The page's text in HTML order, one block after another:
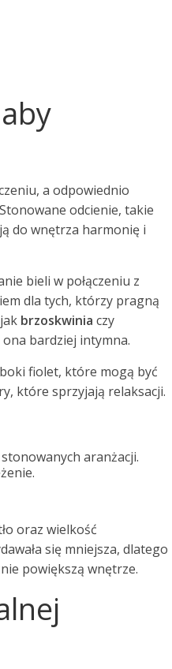
a odpowiednio
odcienie, takie
do wnętrza harmonię i
bieli w połączeniu z
dla tych, którzy pragną
brzoskwinia czy
bardziej intymna.
fiolet, które mogą być
które sprzyjają relaksacji.
aranżacji.
oraz wielkość
się mniejsza, dlatego
powiększą wnętrze.